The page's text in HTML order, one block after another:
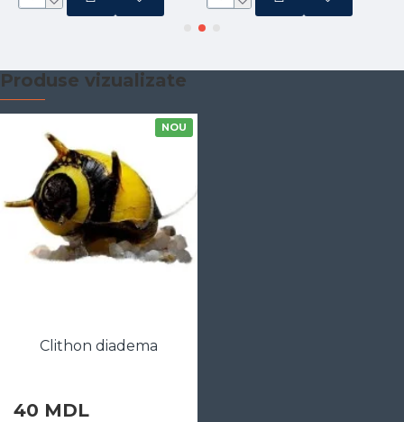
Produse vizualizate
NOU
Сlithon diadema
40 MDL